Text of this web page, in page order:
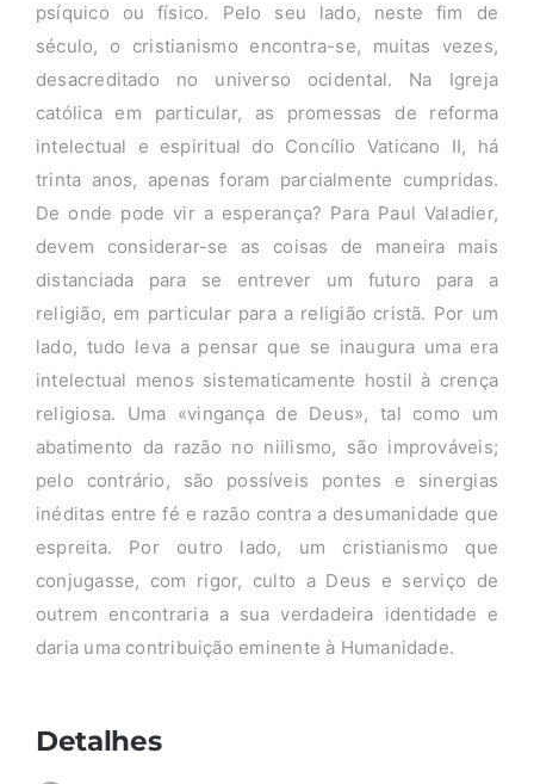
psíquico ou físico. Pelo seu lado, neste fim de
século, o cristianismo encontra-se, muitas vezes,
desacreditado no universo ocidental. Na Igreja
católica em particular, as promessas de reforma
intelectual e espiritual do Concílio Vaticano II, há
trinta anos, apenas foram parcialmente cumpridas.
De onde pode vir a esperança? Para Paul Valadier,
devem considerar-se as coisas de maneira mais
distanciada para se entrever um futuro para a
religião, em particular para a religião cristã. Por um
lado, tudo leva a pensar que se inaugura uma era
intelectual menos sistematicamente hostil à crença
religiosa. Uma «vingança de Deus», tal como um
abatimento da razão no niilismo, são improváveis;
pelo contrário, são possíveis pontes e sinergias
inéditas entre fé e razão contra a desumanidade que
espreita. Por outro lado, um cristianismo que
conjugasse, com rigor, culto a Deus e serviço de
outrem encontraria a sua verdadeira identidade e
daria uma contribuição eminente à Humanidade.
Detalhes